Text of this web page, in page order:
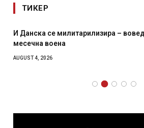
ТИКЕР
И Данска се милитарилизира –
месечна воена
AUGUST 4, 2026